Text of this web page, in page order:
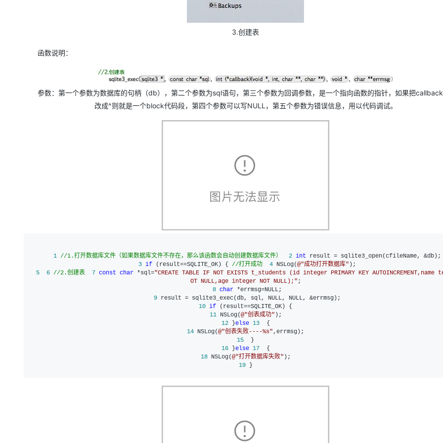
3.创建表
函数说明：
参数：第一个参数为数据库的句柄（db），第二个参数为sql语句，第三个参数为回调参数，是一个指向函数的指针，如果把
改成^则就是一个block代码段，第四个参数可以写NULL，第五个参数为错误信息，用以代码调试。
1 //1.打开数据库文件（如果数据库文件不存在，那么该函数会自动创建数据库文件） 2 int
3 if (result==SQLITE_OK) { //打开成功 4 NSLog(@"成功打开数据库"
5
6 //2.创建表 7 const char *sql="CREATE TABLE IF NOT EXISTS t_students (id integer PRIMARY KEY AUTOINCREMENT,name
OT NULL,age integer NOT NULL); "
8 char
9
10 if
11 NSLog(@"创表成功"
12 }else 13
  {
14 NSLog(@"创表失败----%s"
15
16 }else 17
  {
18 NSLog(@"打开数据库失败"
19 }